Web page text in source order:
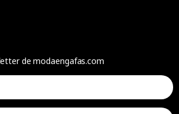
de modaengafas.com